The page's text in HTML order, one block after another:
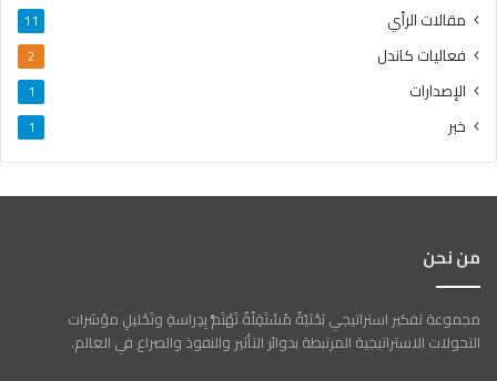
مقالات الرأي 11
فعاليات كاندل 2
الإصدارات 1
خبر 1
من نحن
مجموعة تفكير استراتيجي بَحْثيّةٌ مُسْتَقِلّةٌ تَهْتَمُّ بِدِراسةِ وتَحْليلِ مؤشرات
التحولات الاستراتيجية المرتبطة بدوائر التأثير والنفوذ والصراع في العالم.